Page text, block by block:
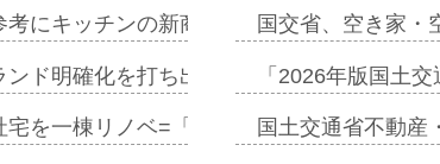
考にキッチンの新商品=「ファミーレキ…
ンド明確化を打ち出す=年内にも城南エ…
宅を一棟リノベ=「職住遊」融合型の賃…
国交省、空き家
「2026年版国土
国土交通省不動